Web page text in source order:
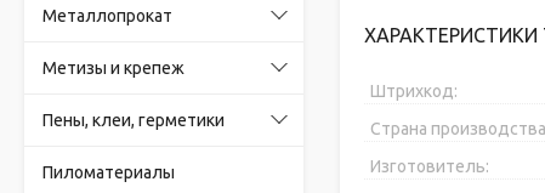
Металлопрокат
Метизы и крепеж
Пены, клеи, герметики
Пиломатериалы
ХАРАКТЕРИСТИКИ
Штрихкод:
Страна
Изготовитель: